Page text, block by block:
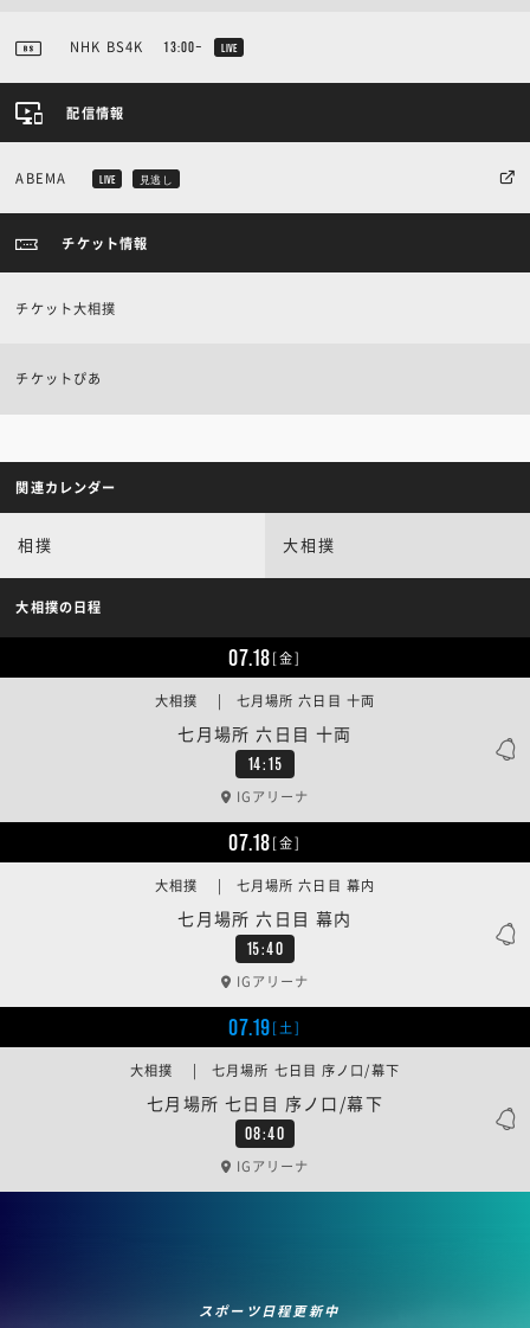
NHK BS4K 13:00~ LIVE
配信情報
ABEMA LIVE 見逃し
チケット情報
チケット大相撲
チケットぴあ
関連カレンダー
相撲 大相撲
大相撲の日程
07.18[金]
14:15
七月場所 六日目 十両
大相撲 | 七月場所 六日目 十両
IGアリーナ
07.18[金]
15:40
七月場所 六日目 幕内
大相撲 | 七月場所 六日目 幕内
IGアリーナ
07.19[土]
08:40
七月場所 七日目 序ノ口/幕下
大相撲 | 七月場所 七日目 序ノ口/幕下
IGアリーナ
スポーツ日程更新中